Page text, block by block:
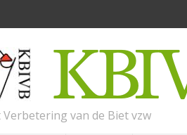
van de Biet vzw